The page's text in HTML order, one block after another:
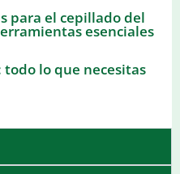
para el cepillado del
esenciales
lo que necesitas